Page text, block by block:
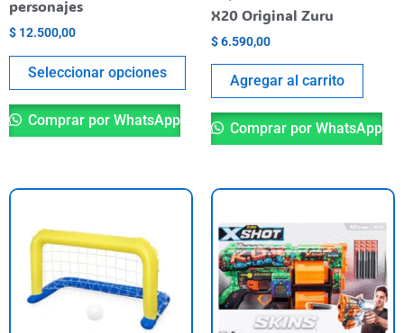
personajes
$ 12.500,00
Seleccionar opciones
página
producto
Comprar por WhatsApp
X20 Original Zuru
$6.590,00
Agregar al carrito
Comprar por WhatsApp